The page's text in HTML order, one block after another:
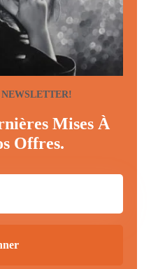
Mises À
Offres.